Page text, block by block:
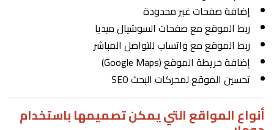
إضافة صفحات غير محدودة
ربط الموقع مع صفحات السوشيال ميديا
ربط الموقع مع واتساب للتواصل المباشر
إضافة خريطة الموقع (Google Maps)
تحسين الموقع لمحركات البحث SEO
أنواع المواقع التي يمكن تصميمها باستخدام